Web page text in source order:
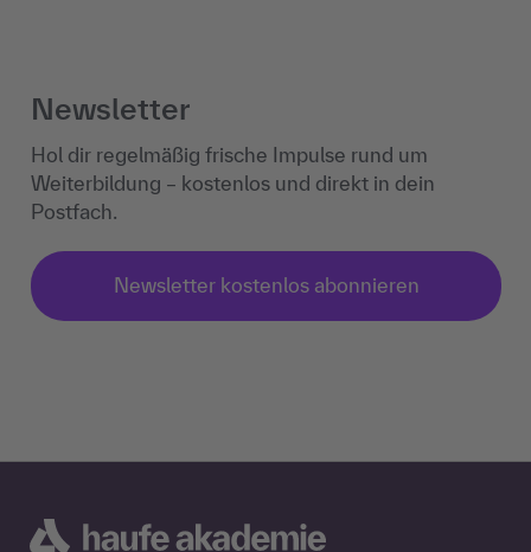
Newsletter
Hol dir regelmäßig frische Impulse rund um
Weiterbildung – kostenlos und direkt in dein
Postfach.
Newsletter kostenlos abonnieren